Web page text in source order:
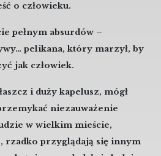
o człowieku.
pełnym absurdów –
pelikana, który marzył, by
jak człowiek.
i duży kapelusz, mógł
niezauważenie
w wielkim mieście,
rzadko przyglądają się innym